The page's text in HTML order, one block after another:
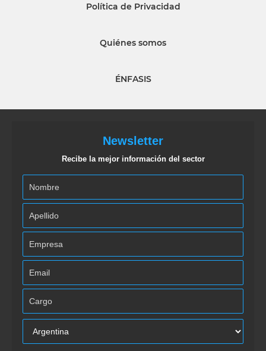
Política de Privacidad
Quiénes somos
ÉNFASIS
Newsletter
Recibe la mejor información del sector